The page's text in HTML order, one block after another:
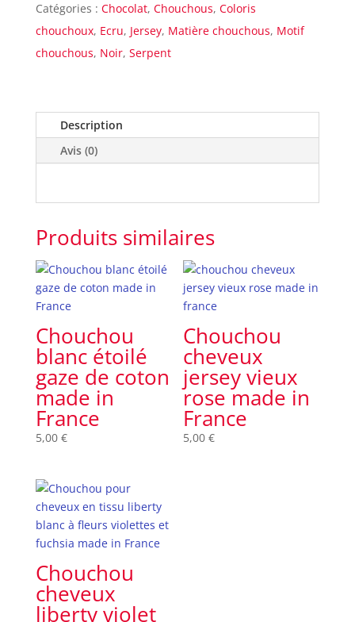
jersey
python
Catégories : Chocolat, Chouchous, Coloris
chouchoux, Ecru, Jersey, Matière chouchous, Motif
chouchous, Noir, Serpent
Description
Avis (0)
Produits similaires
Chouchou
blanc étoilé
gaze de coton
made in
France
5,00 €
Chouchou
cheveux
jersey vieux
rose made in
France
5,00€
Chouchou
cheveux
liberty violet